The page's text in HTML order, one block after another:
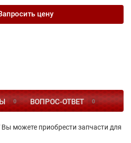
цену
0 ВОПРОС-ОТВЕТ 0
можете приобрести запчасти для